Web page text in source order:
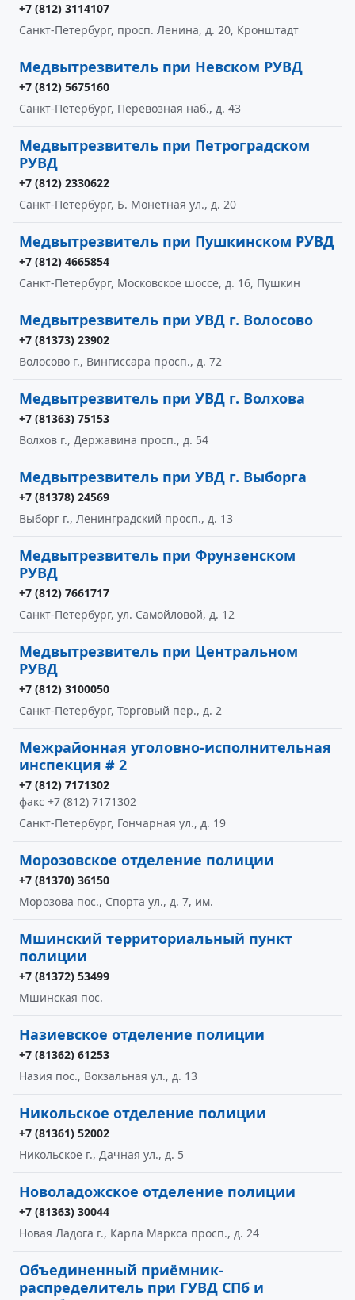
+7 (812) 3114107
Санкт-Петербург, просп. Ленина, д. 20, Кронштадт
Медвытрезвитель при Невском РУВД
+7 (812) 5675160
Санкт-Петербург, Перевозная наб., д. 43
Медвытрезвитель при Петроградском
РУВД
+7 (812) 2330622
Санкт-Петербург, Б. Монетная ул., д. 20
Медвытрезвитель при Пушкинском РУВД
+7 (812) 4665854
Санкт-Петербург, Московское шоссе, д. 16, Пушкин
Медвытрезвитель при УВД г. Волосово
+7 (81373) 23902
Волосово г., Вингиссара просп., д. 72
Медвытрезвитель при УВД г. Волхова
+7 (81363) 75153
Волхов г., Державина просп., д. 54
Медвытрезвитель при УВД г. Выборга
+7 (81378) 24569
Выборг г., Ленинградский просп., д. 13
Медвытрезвитель при Фрунзенском
РУВД
+7 (812) 7661717
Санкт-Петербург, ул. Самойловой, д. 12
Медвытрезвитель при Центральном
РУВД
+7 (812) 3100050
Санкт-Петербург, Торговый пер., д. 2
Межрайонная уголовно-исполнительная
инспекция # 2
+7 (812) 7171302
факс +7 (812) 7171302
Санкт-Петербург, Гончарная ул., д. 19
Морозовское отделение полиции
+7 (81370) 36150
Морозова пос., Спорта ул., д. 7, им.
Мшинский территориальный пункт
полиции
+7 (81372) 53499
Мшинская пос.
Назиевское отделение полиции
+7 (81362) 61253
Назия пос., Вокзальная ул., д. 13
Никольское отделение полиции
+7 (81361) 52002
Никольское г., Дачная ул., д. 5
Новоладожское отделение полиции
+7 (81363) 30044
Новая Ладога г., Карла Маркса просп., д. 24
Объединенный приёмник-
распределитель при ГУВД СПб и